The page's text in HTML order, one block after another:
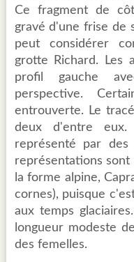
Ce fragment de
gravé d'une frise de
peut considérer
grotte Richard. Les
profil gauche
perspective.
entrouverte. Le
deux d'entre
représenté par des
représentations
la forme alpine,
cornes), puisque
aux temps
longueur modeste
des femelles.